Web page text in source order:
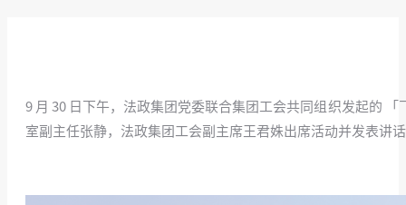
9 月 30 日下午，法政集团党委联合集团工会共同组织发起的
室副主任张静，法政集团工会副主席王君姝出席活动并发表讲